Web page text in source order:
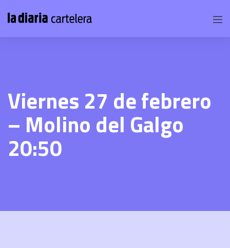
Viernes 27 de febrero
– Molino del Galgo
20:50